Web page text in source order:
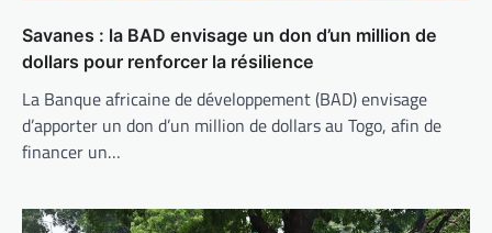
Savanes : la BAD envisage un don d’un million de
dollars pour renforcer la résilience
La Banque africaine de développement (BAD) envisage
d’apporter un don d’un million de dollars au Togo, afin de
financer un…